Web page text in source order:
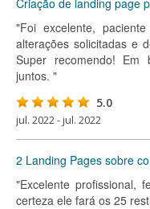
Criação de landing page
"Foi excelente,
alterações solicitadas e
Super recomendo! Em
juntos. "
5.0
jul. 2022 - jul. 2022
2 Landing Pages sobre
"Excelente profissional,
certeza ele fará os 25